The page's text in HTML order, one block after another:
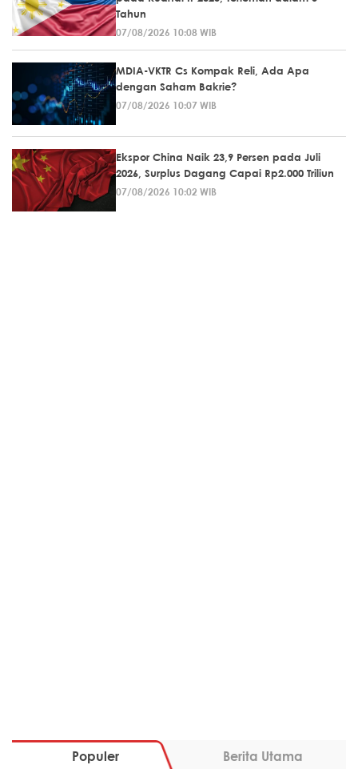
Tahun
07/08/2026 10:08 WIB
MDIA-VKTR Cs Kompak Reli, Ada Apa
dengan Saham Bakrie?
07/08/2026 10:07 WIB
Ekspor China Naik 23,9 Persen pada Juli
2026, Surplus Dagang Capai Rp2.000 Triliun
07/08/2026 10:02 WIB
Populer Berita Utama